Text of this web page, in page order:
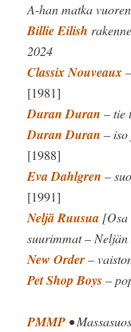
A-han matka
Billie Eilish
2024
Classix Nouveaux
[1981]
Duran Duran – tie
Duran Duran –
[1988]
Eva Dahlgren –
[1991]
Neljä Ruusua [Osa
suurimmat – Neljän
New Order–
Pet Shop Boys–
PMMP •